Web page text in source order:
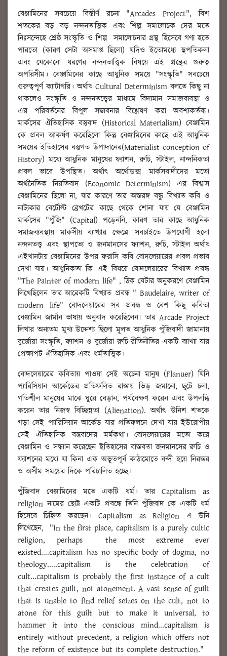
বেঞ্জামিনের সবচেয়ে বিস্তীর্ণ রচনা "Arcades Project", বিশ
শতকের বড় বড় নন্দনতাত্ত্বিক এবং শিল্প সমালোচক দের মতে
নিঃসন্দেহে শ্রেষ্ঠ সংস্কৃতি ও শিল্প সমালোচনার গ্রন্থ হিসেবে গণ্য হতে
পারতো (কারণ সেটা অসমাপ্ত ছিলো) যদিও ইতোমধ্যে স্থপতিকলা
এবং যেকোনো ধরণের নন্দনতাত্ত্বিক বিষয়ে এই গ্রন্থের গুরুত্ব
অপরিসীম। বেঞ্জামিনের কাছে আধুনিক সময়ে "সংস্কৃতি" সবচেয়ে
গুরুত্বপূর্ণ ক্যাটাগরি। অর্থাৎ Cultural Determinism বলতে কিছু না
থাকলেও সংস্কৃতি ও নন্দনতত্ত্বের মাধ্যমে বিদ্যমান সমাজব্যবস্থা ও
এর পরিবর্তনের বিপুল সম্ভাবনার বিশ্লেষণ করা অবশ্যকর্তব্য।
মার্কসের ঐতিহাসিক বস্তুবাদ (Historical Materialism) বেঞ্জামিন
কে প্রবল আকর্ষণ করেছিলো কিন্তু বেঞ্জামিনের কাছে এই আধুনিক
সময়ের ইতিহাসের বস্তুগত উপাদানের(Materialist conception of
History) মধ্যে আধুনিক মানুষের ফ্যাশন, রুচি, স্টাইল, নান্দনিকতা
প্রবল ভাবে উপস্থিত। অর্থাৎ অর্থোডক্স মার্কসবাদীদের মতো
অর্থনৈতিক নিয়তিবাদ (Economic Determinism) এর বিশ্বাস
বেঞ্জামিনের ছিলো না, যার কারণে তার অন্তরঙ্গ বন্ধু বিখ্যাত কবি ও
নাট্যকার বের্টোল্ট ব্রেখটের কাছে থেকে শোনা যায় যে বেঞ্জামিন
মার্কসের "পুঁজি" (Capital) পড়েননি, কারণ তার কাছে আধুনিক
সমাজব্যবস্থায় মার্কসীয় ব্যাখ্যার ক্ষেত্রে সবচাইতে উপযোগী হলো
নন্দনতত্ত্ব এবং স্থাপত্যে ও জনমানসের ফ্যাশন, রুচি, স্টাইল অর্থাৎ
এইখানটায় বেঞ্জামিনের উপর ফরাসি কবি বোদলেয়ারের প্রবল প্রভাব
দেখা যায়। আধুনিকতা কি এই বিষয়ে বোদলেয়ারের বিখ্যাত প্রবন্ধ
"The Painter of modern life" , ঠিক যেটার অনুকরণে বেঞ্জামিন
লিখেছিলেন তার আরেকটি বিখ্যাত প্রবন্ধ " Baudelaire, writer of
modern life" বোদলেয়ারের সব প্রবন্ধ ও বেশ কিছু কবিতা
বেঞ্জামিন জার্মান ভাষায় অনুবাদ করেছিলেন৷ তার Arcade Project
লিখার অন্যতম মুখ্য উদ্দেশ্য ছিলো মূলত আধুনিক পুঁজিবাদী জামানায়
বুর্জোয়া সংস্কৃতি, ফ্যাশন ও বুর্জোয়া রুচি-রীতিনীতির একটি ব্যাখ্যা যার
প্রেক্ষাপট ঐতিহাসিক এবং ধর্মতাত্ত্বিক।
বোদলেয়ারের কবিতায় পাওয়া সেই অচেনা মানুষ (Flanuer) যিনি
প্যারিসিয়ান আর্কেডের প্রতিফলিত রাস্তায় ভিড় জমানো, ছুটে চলা,
গতিশীল মানুষের মাঝে ঘুরে বেড়ান, পর্যবেক্ষণ করেন এবং উপলব্ধি
করেন তার নিজস্ব বিচ্ছিন্নতা (Alienation). অর্থাৎ উনিশ শতকে
গড়া সেই প্যারিসিয়ান আর্কেড যার প্রতিফলনে দেখা যায় ইউরোপীয়
সেই ঐতিহাসিক বস্তুবাদের মর্মকথা। বোদলেয়ারের মতো করে
বেঞ্জামিন ও সন্ধ্যান করেছেন ইতিহাসের বাস্তবতা জনমানসের রুচি ও
ফ্যাশনের মধ্যে যা কিনা এক অভূতপূর্ব কাঠামোতে বন্দী হয়ে নিরন্তর
ও অসীম সময়ের দিকে পরিচালিত হচ্ছে।
পুঁজিবাদ বেঞ্জামিনের মতে একটি ধর্ম। তার Capitalism as
religion নামের ছোট্ট একটি প্রবন্ধে তিনি পুঁজিবাদ কে একটি ধর্ম
হিসেবে চিহ্নিত করছেন। Capitalism as Religion এ উনি
লিখেছেন, "In the first place, capitalism is a purely cultic
religion, perhaps the most extreme ever
existed....capitalism has no specific body of dogma, no
theology.....capitalism is the celebration of
cult...capitalism is probably the first instance of a cult
that creates guilt, not atonement. A vast sense of guilt
that is unable to find relief seizes on the cult, not to
atone for this guilt but to make it universal, to
hammer it into the conscious mind...capitalism is
entirely without precedent, a religion which offers not
the reform of existence but its complete destruction."